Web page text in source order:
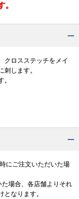
。
クロスステッチをメイ
します。
にご注文いただいた場
場合、各店舗よりそれ
なります。